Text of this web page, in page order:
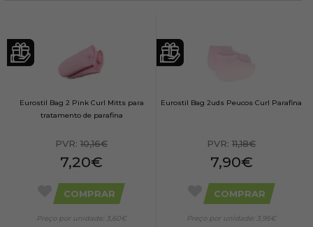
Eurostil Bag 2 Pink Curl Mitts para
tratamento de parafina
PVR: 10,16€
7,20€
COMPRAR
Preço por unidade: 3,60€
Eurostil Bag 2uds Peucos Curl Parafina
PVR: 11,18€
7,90€
COMPRAR
Preço por unidade: 3,95€